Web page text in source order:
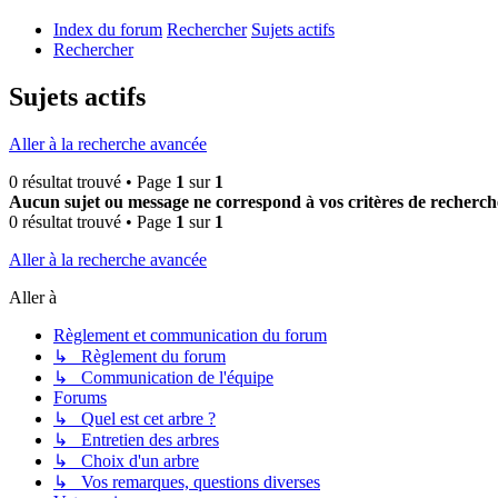
Index du forum Rechercher Sujets actifs
Rechercher
Sujets actifs
Aller à la recherche avancée
0 résultat trouvé • Page 1 sur 1
Aucun sujet ou message ne correspond à vos critères de
0 résultat trouvé • Page 1 sur 1
Aller à la recherche avancée
Aller à
Règlement et communication du forum
↳ Règlement du forum
↳ Communication de l'équipe
Forums
↳ Quel est cet arbre ?
↳ Entretien des arbres
↳ Choix d'un arbre
↳ Vos remarques, questions diverses